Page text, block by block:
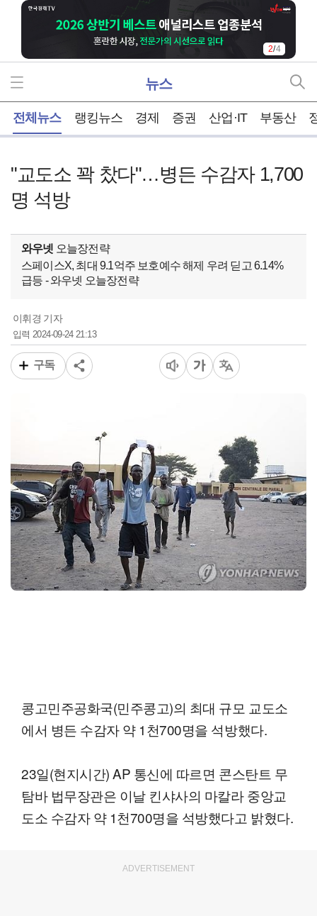
2/4
뉴스
전체뉴스 랭킹뉴스 경제 증권 산업·IT 부동산
"교도소 꽉 찼다"…병든 수감자 1,700
명 석방
와우넷 오늘장전략
스페이스X, 최대 9.1억주 보호예수 해제 우려 딛고 6.14%
급등 - 와우넷 오늘장전략
이휘경 기자
입력 2024-09-24 21:13
구독
콩고민주공화국(민주콩고)의 최대 규모 교도소
에서 병든 수감자 약 1천700명을 석방했다.
23일(현지시간) AP 통신에 따르면 콘스탄트 무
탐바 법무장관은 이날 킨샤사의 마칼라 중앙교
도소 수감자 약 1천700명을 석방했다고 밝혔다.
ADVERTISEMENT